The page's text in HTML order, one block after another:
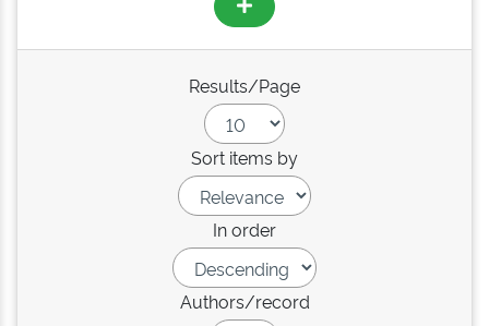
Results/Page
Sort items by
In order
Authors/record